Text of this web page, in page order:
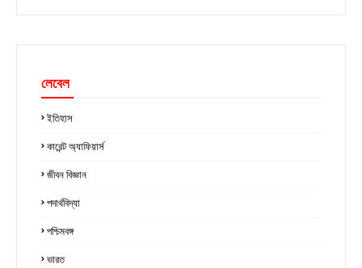
লেবেল
ইতিহাস
কারেন্ট অ্যাফিয়ার্স
জীবন বিজ্ঞান
পদার্থবিদ্যা
পশ্চিমবঙ্গ
ভারত